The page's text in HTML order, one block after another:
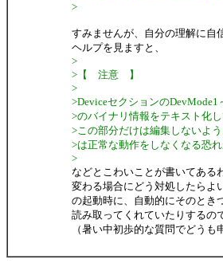
>
すみませんが、自分の理解に自
ヘルプを見ますと、
>
>【 注意 】
>
>Deviceセクションの
>のバイナリ情報をテキスト化し
>この部分だけは編集しないよ
>は正常な動作をしなくなる恐れ
>
などとこわいことが書いてある
変わる場合にどう対処したらよ
の起動時に、自動的にそのとき
読み取ってくれていたりするの
（暑い中初歩的な質問でどうも